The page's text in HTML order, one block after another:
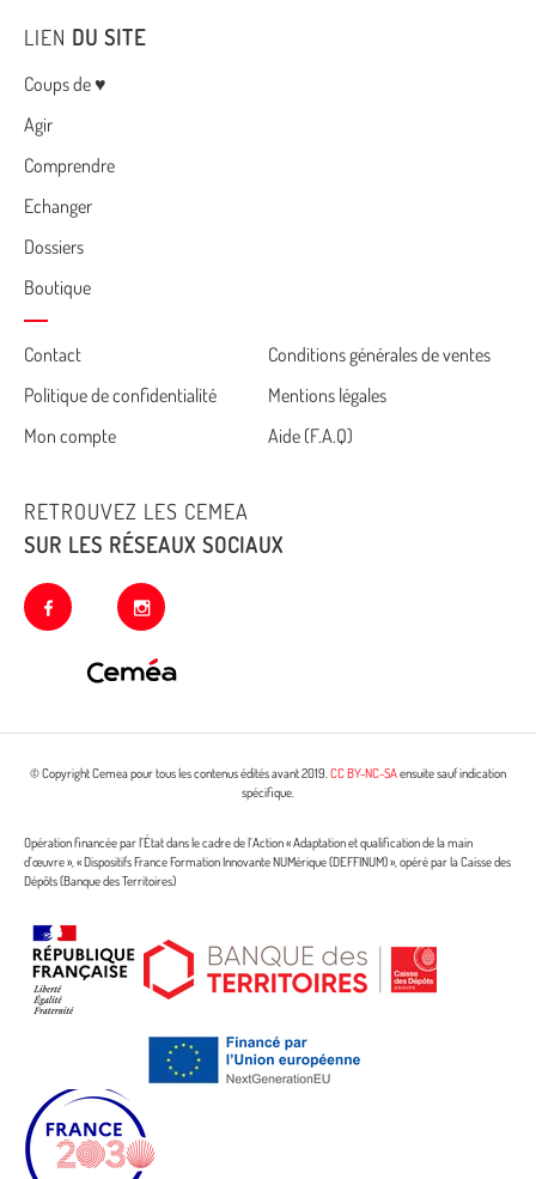
LIEN DU SITE
Menu
Coups de ♥
Agir
Comprendre
Echanger
Dossiers
Boutique
Cemea
footer
Contact
Conditions générales de ventes
Politique de confidentialité
Mentions légales
Mon compte
Aide (F.A.Q)
RETROUVEZ LES CEMEA
SUR LES RÉSEAUX SOCIAUX
facebook instagram
© Copyright Cemea pour tous les contenus édités avant 2019.CC BY-NC-SAensuite sauf indication
spécifique.
Opération financée par l’État dans le cadre de l’Action « Adaptation et qualification de la main
d’œuvre », « Dispositifs France Formation Innovante NUMérique (DEFFINUM) », opéré par la Caisse des
Dépôts (Banque des Territoires)